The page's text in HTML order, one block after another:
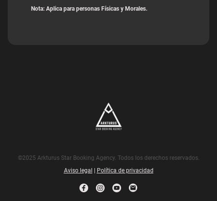
Nota: Aplica para personas Físicas y Morales.
©2025 Arkturus Star Booking Agency. Todos los derechos reservados.
Aviso legal
Política de privacidad